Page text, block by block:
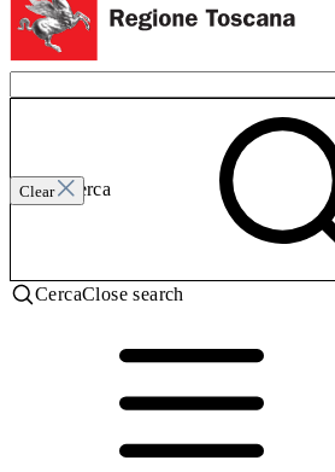
Clear
Invia ricerca
CercaClose search